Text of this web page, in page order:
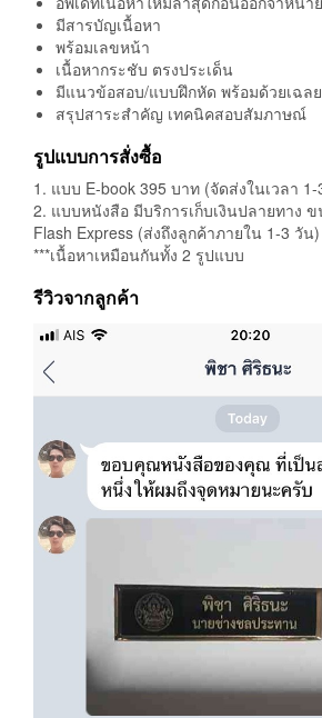
มีสารบัญเนื้อหา
พร้อมเลขหน้า
เนื้อหากระชับ ตรงประเด็น
มีแนวข้อสอบ/แบบฝึกหัด พร้อมด้วยเฉลย
สรุปสาระสำคัญ เทคนิคสอบสัมภาษณ์
รูปแบบการสั่งซื้อ
1. แบบ E-book 395 บาท (จัดส่งในเวลา
2. แบบหนังสือ มีบริการเก็บเงินปลายทาง
Flash Express (ส่งถึงลูกค้าภายใน 1-3 วัน)
***เนื้อหาเหมือนกันทั้ง 2 รูปแบบ
รีวิวจากลูกค้า